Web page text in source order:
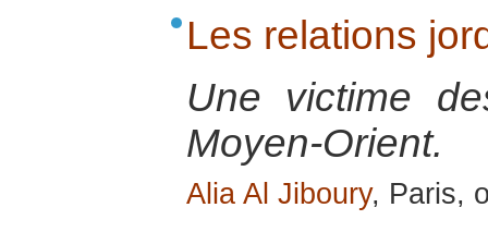
Les relations
Une victime
Moyen-Orient.
Alia Al Jiboury, Paris,